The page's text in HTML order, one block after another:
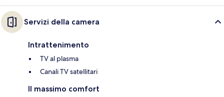
Servizi della camera
Intrattenimento
TV al plasma
Canali TV satellitari
Il massimo comfort